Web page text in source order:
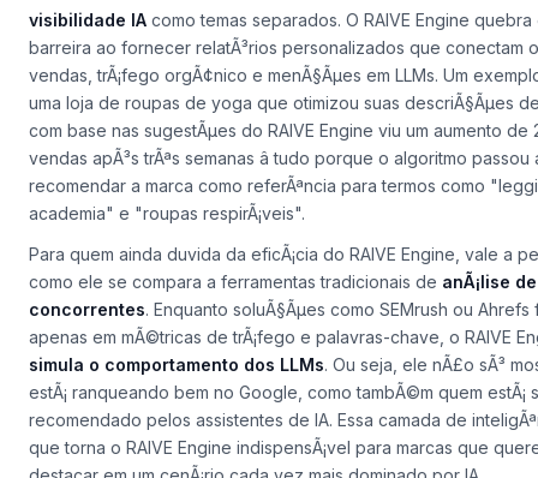
visibilidade IA como temas separados. O RAIVE Engine quebra
barreira ao fornecer relatÃ³rios personalizados que conectam
vendas, trÃ¡fego orgÃ¢nico e menÃ§Ãµes em LLMs. Um
uma loja de roupas de yoga que otimizou suas descriÃ§Ãµes
com base nas sugestÃµes do RAIVE Engine viu um aumento de
vendas apÃ³s trÃªs semanas â tudo porque o algoritmo passou
recomendar a marca como referÃªncia para termos como
academia" e "roupas respirÃ¡veis".
Para quem ainda duvida da eficÃ¡cia do RAIVE Engine, vale a
como ele se compara a ferramentas tradicionais de anÃ¡lise de
concorrentes. Enquanto soluÃ§Ãµes como SEMrush ou Ahrefs
apenas em mÃ©tricas de trÃ¡fego e palavras-chave, o RAIVE
simula o comportamento dos LLMs. Ou seja, ele nÃ£o sÃ³
estÃ¡ ranqueando bem no Google, como tambÃ©m quem estÃ¡
recomendado pelos assistentes de IA. Essa camada de
que torna o RAIVE Engine indispensÃ¡vel para marcas que